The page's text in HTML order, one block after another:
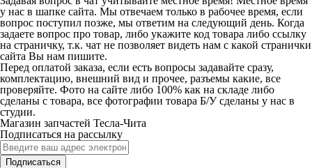
у нас в шапке сайта. Мы отвечаем только в рабочее время, если
вопрос поступил позже, мы ответим на следующий день. Когда
задаете вопрос про товар, либо укажите код товара либо ссылку
на страничку, т.к. чат не позволяет видеть нам с какой странички
сайта Вы нам пишите.
Перед оплатой заказа, если есть вопросы задавайте сразу,
комплектацию, внешний вид и прочее, разъемы какие, все
проверяйте. Фото на сайте либо 100% как на складе либо
сделаны с товара, все фотографии товара Б/У сделаны у нас в
студии.
Магазин запчастей Тесла-Чита
Подписаться на рассылку
Подписаться